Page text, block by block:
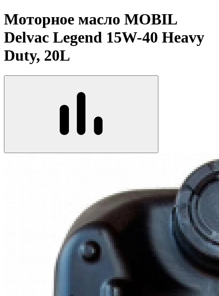
Моторное масло MOBIL
Delvac Legend 15W-40 Heavy
Duty, 20L